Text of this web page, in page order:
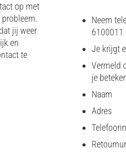
op met
jij weer
en
te
Neem
6100011
Je krijgt
Vermeld
je
Naam
Adres